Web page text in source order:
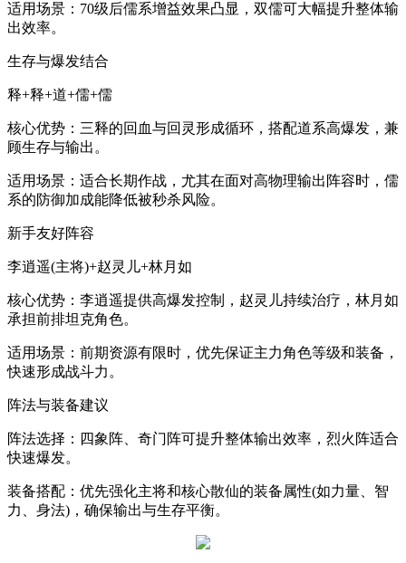
‌适用场景‌：70级后儒系增益效果凸显，双儒可大幅提升整体输
出效率。 ‌
生存与爆发结合
‌释+释+道+儒+儒‌
‌核心优势‌：三释的回血与回灵形成循环，搭配道系高爆发，兼
顾生存与输出。
‌适用场景‌：适合长期作战，尤其在面对高物理输出阵容时，儒
系的防御加成能降低被秒杀风险。 ‌
新手友好阵容
‌李逍遥(主将)+赵灵儿+林月如‌
‌核心优势‌：李逍遥提供高爆发控制，赵灵儿持续治疗，林月如
承担前排坦克角色。 ‌
‌适用场景‌：前期资源有限时，优先保证主力角色等级和装备，
快速形成战斗力。 ‌
阵法与装备建议
‌阵法选择‌：四象阵、奇门阵可提升整体输出效率，烈火阵适合
快速爆发。 ‌
‌装备搭配‌：优先强化主将和核心散仙的装备属性(如力量、智
力、身法)，确保输出与生存平衡。 ‌